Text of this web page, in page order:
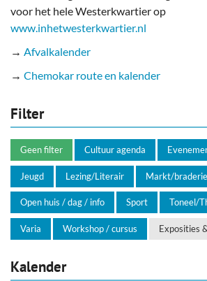
voor het hele Westerkwartier op
www.inhetwesterkwartier.nl
→ Afvalkalender
→ Chemokar route en kalender
Filter
Geen filter Cultuur agenda
Jeugd Lezing/Literair Markt/braderie
Open huis / dag / info Sport Toneel/
Varia Workshop / cursus Exposities
Kalender